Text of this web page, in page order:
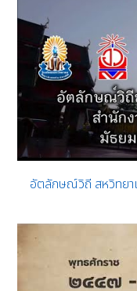
อัตลักษณ์วิถี สหวิทย